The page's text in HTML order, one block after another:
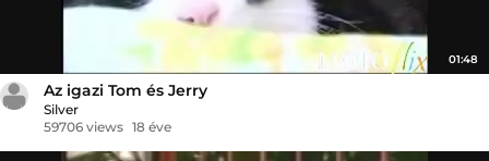
01:48
Az igazi Tom és Jerry
Silver
59706 views 18 éve